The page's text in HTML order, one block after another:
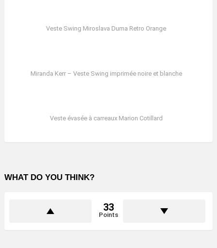
Veste Swing Miroslava Duma Retro Orange
Miranda Kerr – Veste Swing imprimée noire et blanche
Veste évasée à carreaux Marion Cotillard
WHAT DO YOU THINK?
33
Points